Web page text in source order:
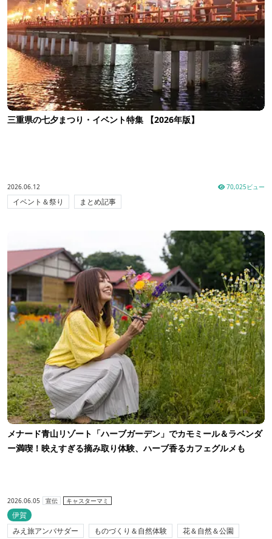
三重県の七夕まつり・イベント特集 【2026年版】
2026.06.12 70,025ビュー
イベント＆祭り まとめ記事
メナード青山リゾート「ハーブガーデン」でカモミール＆ラベンダ
ー満喫！映えすぎる摘み取り体験、ハーブ香るカフェグルメも
2026.06.05 宣伝 キャスターマミ
伊賀
みえ旅アンバサダー
ものづくり＆自然体験 花＆自然＆公園